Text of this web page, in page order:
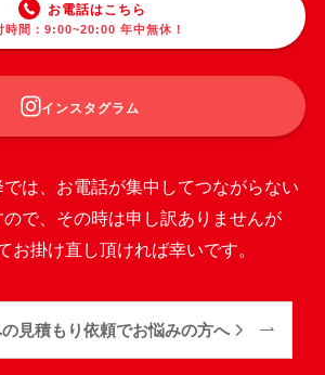
お電話はこちら
時間：9:00~20:00 年中無休！
インスタグラム
は、お電話が集中してつながらない
ので、その時は申し訳ありませんが
お掛け直し頂ければ幸いです。
見積もり依頼でお悩みの方へ